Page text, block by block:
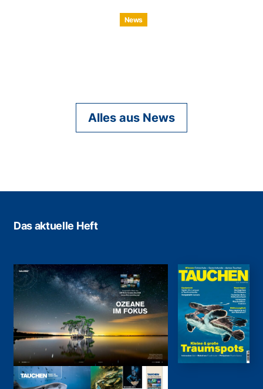
News
Alles aus News
Das aktuelle Heft